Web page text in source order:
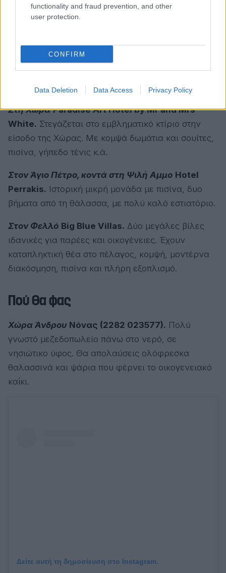
functionality and fraud prevention, and other
user protection.
CONFIRM
Data Deletion Data Access Privacy Policy
Στη Χώρα Paradise Art Hotel by Mr and Mrs
White. Στεγάζεται στο εμβληματικό κτίριο στην
είσοδο της Χώρας. Με κομψά δωμάτια και σουίτες,
πισίνα, γήπεδο τένις κ.ά.
Στον Άγιο Πέτρο, κοντά στη Ψιλή Αμμο Hotel
Perrakis. Ιστορική μικρή μονάδα με πισίνα, δυο
βήματα από τη θάλασσα, με πολύ καλό εστιατόριο.
Στον Φελλό Big Blue Villas. Δύο μεγάλες βίλες
ιδανικές για παρέες και οικογένειες. Έχουν
καταπληκτική θέα στο πέλαγος, κομψή, μοντέρνα
διακόσμηση, πισίνα και πλήρη εξοπλισμό.
Πού θα φας
Χώρα Άνδρου Νόνας (2282 023577). Πολύ
γνωστό μεζεδοπωλείο πάνω στο νερό, σε
νησιώτικο ύφος. Θα απολαύσεις ολόφρεσκα
θαλασσινά και ψάρια που φέρνει το οικογενειακό
καΐκι.
Δείτε αυτή τη δημοσίευση στο Instagram.